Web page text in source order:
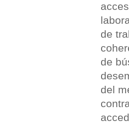
de
de
del